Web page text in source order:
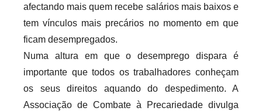
e
x
afectando mais quem recebe salários mais baixos e
tem vínculos mais precários no momento em que
ficam desempregados.
Numa altura em que o desemprego dispara é
importante que todos os trabalhadores conheçam
os seus direitos aquando do despedimento. A
Associação de Combate à Precariedade divulga